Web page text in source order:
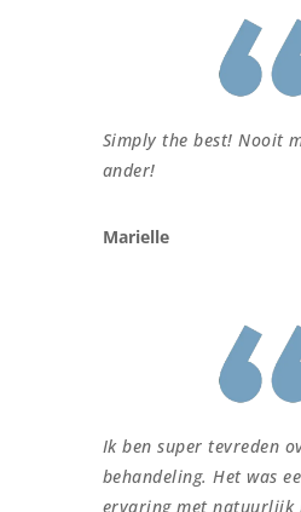
Simply the best! Nooit
ander!
Marielle
Ik ben super tevreden
behandeling. Het was
ervaring met natuurlijk